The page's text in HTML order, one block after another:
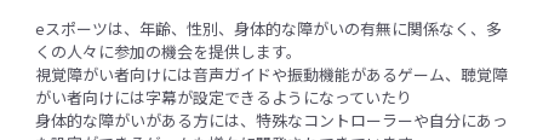
eスポーツは、年齢、性別、身体的な障がいの有無に関係なく、多
くの人々に参加の機会を提供します。
視覚障がい者向けには音声ガイドや振動機能があるゲーム、聴覚障
がい者向けには字幕が設定できるようになっていたり
身体的な障がいがある方には、特殊なコントローラーや自分にあっ